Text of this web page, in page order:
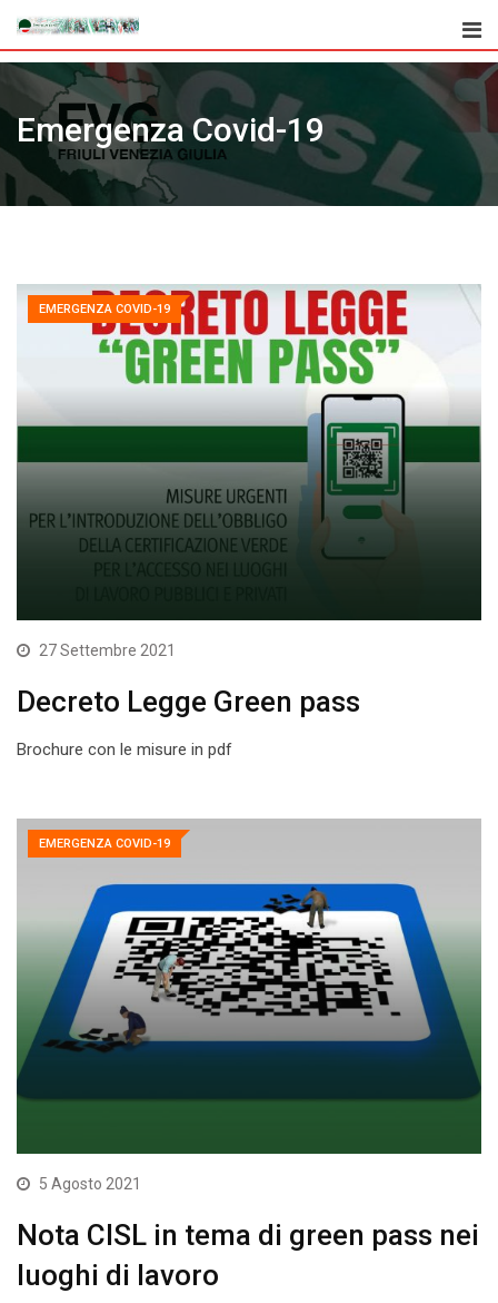
content
Emergenza Covid-19
EMERGENZA COVID-19
27 Settembre 2021
Decreto Legge Green pass
Brochure con le misure in pdf
EMERGENZA COVID-19
5 Agosto 2021
Nota CISL in tema di green pass nei
luoghi di lavoro